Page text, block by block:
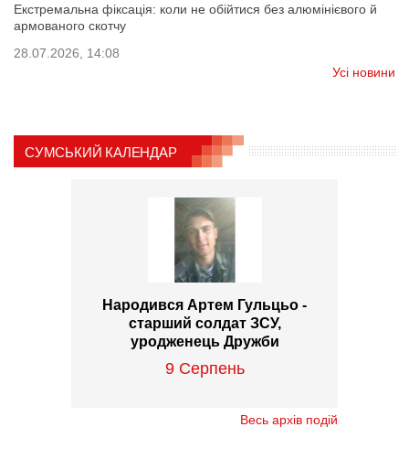
Екстремальна фіксація: коли не обійтися без алюмінієвого й
армованого скотчу
28.07.2026, 14:08
Усі новини
СУМСЬКИЙ КАЛЕНДАР
Народився Артем Гульцьо -
старший солдат ЗСУ,
уродженець Дружби
9 Серпень
Весь архів подій